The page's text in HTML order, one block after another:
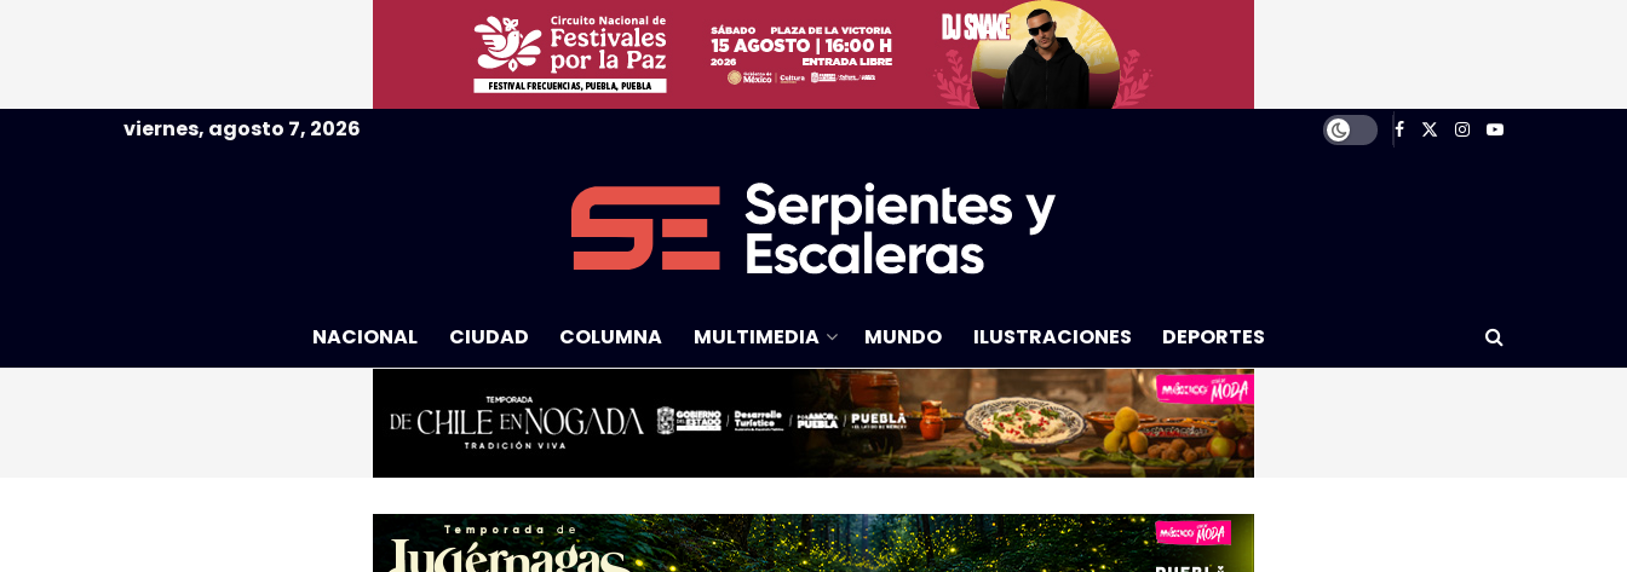
viernes, agosto 7, 2026
NACIONAL CIUDAD COLUMNA MULTIMEDIA MUNDO ILUSTRACIONES DEPORTES